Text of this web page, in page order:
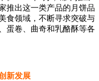
推出这一类产品的月饼品
食领域，不断寻求突破与
蛋卷、曲奇和乳酪酥等各
新发展